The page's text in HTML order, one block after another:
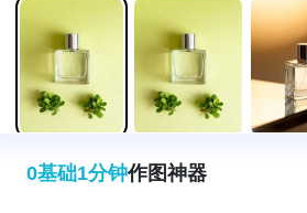
0基础1分钟作图神器